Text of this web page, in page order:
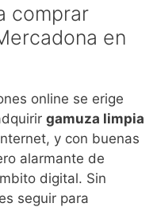
comprar
en
online se erige
gamuza limpia
y con buenas
alarmante de
digital. Sin
seguir para